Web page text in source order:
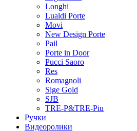
Longhi
Lualdi Porte
Movi
New Design Porte
Pail
Porte in Door
Pucci Saoro
Res
Romagnoli
Sige Gold
SJB
TRE-P&TRE-Piu
Ручки
Видеоролики